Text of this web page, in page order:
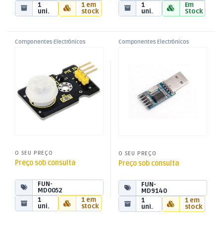
1
uni.
1 em
stock
1
uni.
Em
Stock
Componentes Electrónicos
O SEU PREÇO
Preço sob consulta
FUN-
MD0052
1
uni.
1 em
stock
Componentes Electrónicos
O SEU PREÇO
Preço sob consulta
FUN-
MD9140
1
uni.
1 em
stock